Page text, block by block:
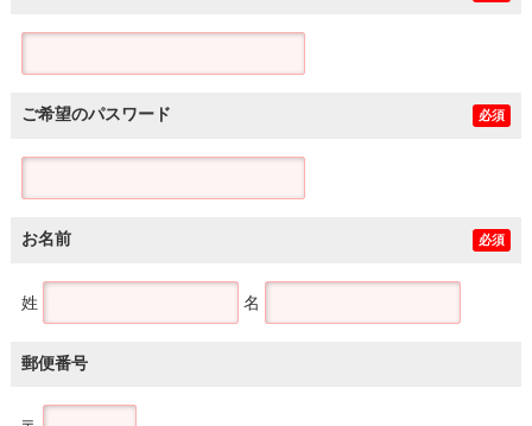
ご希望のパスワード 必須
お名前 必須
姓 名
郵便番号